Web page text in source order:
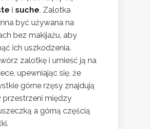
i suche. Zalotka
być używana na
bez makijażu, aby
ich uszkodzenia.
zalotkę i umieść ją na
upewniając się, że
górne rzęsy znajdują
przestrzeni między
a górną częścią